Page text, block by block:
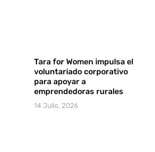
Tara for Women impulsa el
voluntariado corporativo
para apoyar a
emprendedoras rurales
14 Julio, 2026